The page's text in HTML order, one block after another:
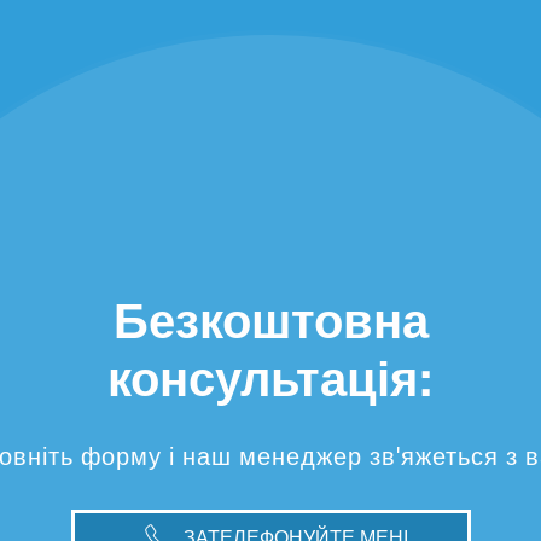
Безкоштовна
консультація:
форму і наш менеджер зв'яжеться з